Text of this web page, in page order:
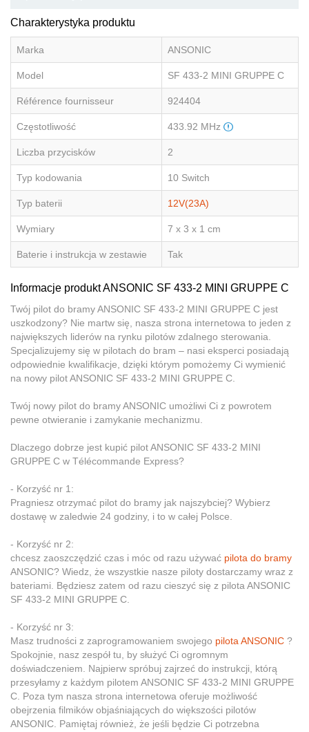
Charakterystyka produktu
Marka ANSONIC
Model SF 433-2 MINI GRUPPE C
Référence fournisseur 924404
Częstotliwość 433.92 MHz
Liczba przycisków 2
Typ kodowania 10 Switch
Typ baterii 12V(23A)
Wymiary 7 x 3 x 1 cm
Baterie i instrukcja w zestawie Tak
Informacje produkt ANSONIC SF 433-2 MINI GRUPPE C
Twój pilot do bramy ANSONIC SF 433-2 MINI GRUPPE C jest
uszkodzony? Nie martw się, nasza strona internetowa to jeden z
największych liderów na rynku pilotów zdalnego sterowania.
Specjalizujemy się w pilotach do bram – nasi eksperci posiadają
odpowiednie kwalifikacje, dzięki którym pomożemy Ci wymienić
na nowy pilot ANSONIC SF 433-2 MINI GRUPPE C.
Twój nowy pilot do bramy ANSONIC umożliwi Ci z powrotem
pewne otwieranie i zamykanie mechanizmu.
Dlaczego dobrze jest kupić pilot ANSONIC SF 433-2 MINI
GRUPPE C w Télécommande Express?
- Korzyść nr 1:
Pragniesz otrzymać pilot do bramy jak najszybciej? Wybierz
dostawę w zaledwie 24 godziny, i to w całej Polsce.
- Korzyść nr 2:
chcesz zaoszczędzić czas i móc od razu używać pilota do bramy
ANSONIC? Wiedz, że wszystkie nasze piloty dostarczamy wraz z
bateriami. Będziesz zatem od razu cieszyć się z pilota ANSONIC
SF 433-2 MINI GRUPPE C.
- Korzyść nr 3:
Masz trudności z zaprogramowaniem swojego pilota ANSONIC ?
Spokojnie, nasz zespół tu, by służyć Ci ogromnym
doświadczeniem. Najpierw spróbuj zajrzeć do instrukcji, którą
przesyłamy z każdym pilotem ANSONIC SF 433-2 MINI GRUPPE
C. Poza tym nasza strona internetowa oferuje możliwość
obejrzenia filmików objaśniających do większości pilotów
ANSONIC. Pamiętaj również, że jeśli będzie Ci potrzebna